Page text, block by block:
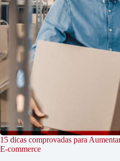
15 dicas comprovadas para
E-commerce